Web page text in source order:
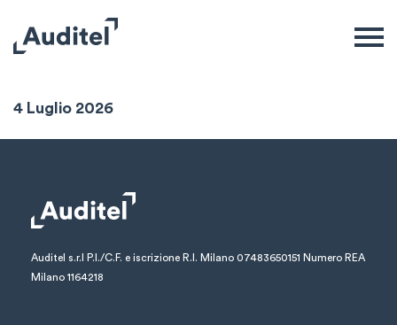
Sintesi Settimanale
4 Luglio 2026
Auditel s.r.l P.I./C.F. e iscrizione R.I. Milano 07483650151 Numero REA
Milano 1164218